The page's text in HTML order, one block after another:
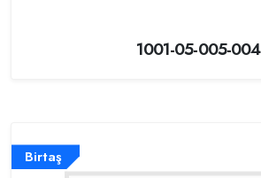
1001-05-005-004
Birtaş